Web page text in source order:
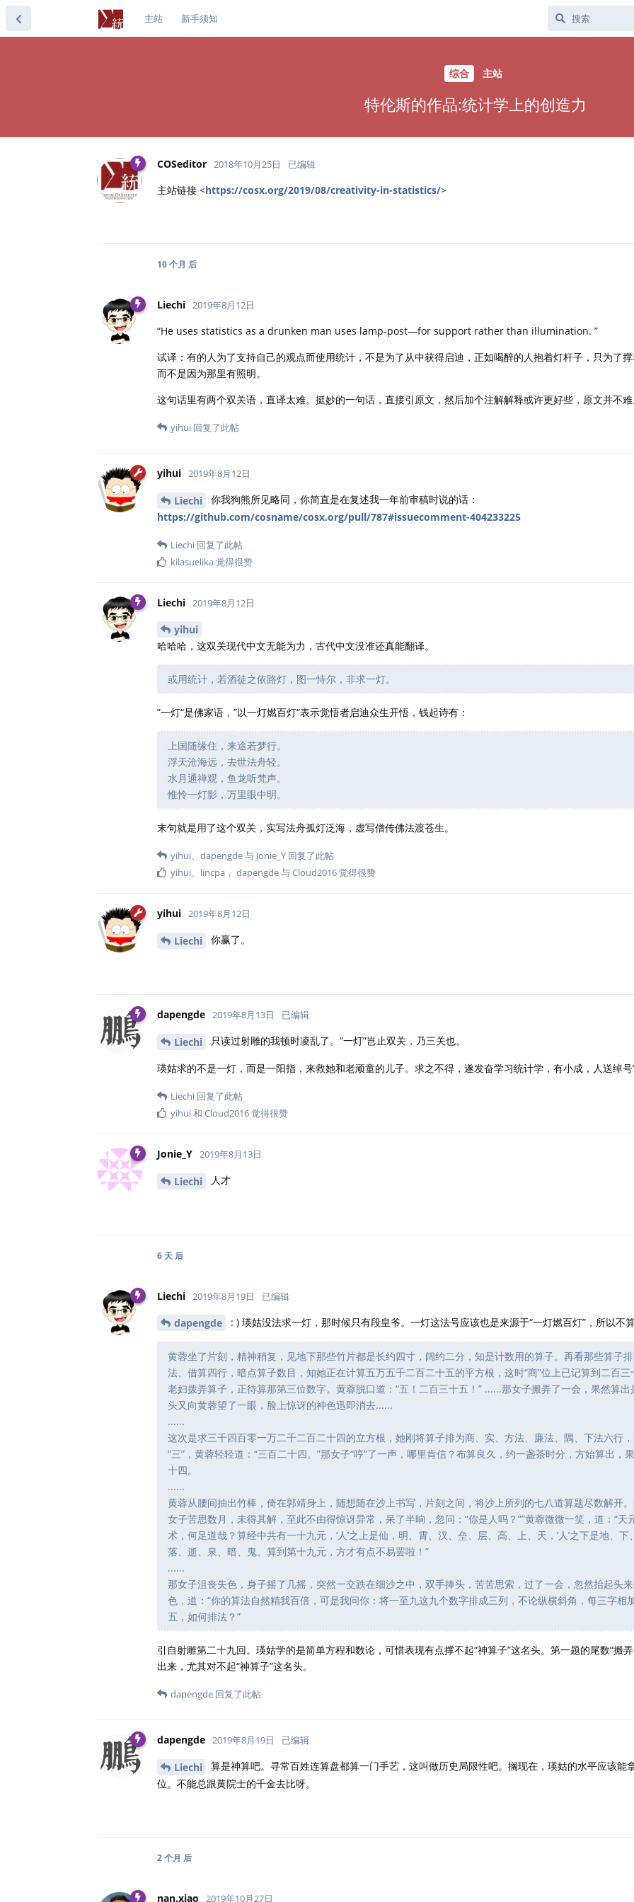
主站 新手须知
综合 主站
特伦斯的作品:统计学上的创造力
COSeditor 2018年10月25日 已编辑
主站链接 <https://cosx.org/2019/08/creativity-in-statistics/>
10 个月 后
Liechi 2019年8月12日
“He uses statistics as a drunken man uses lamp-post—for support rather than illumination. ”
试译：有的人为了支持自己的观点而使用统计，不是为了从中获得启迪，正如喝醉的人抱着灯杆子，只为了
而不是因为那里有照明。
这句话里有两个双关语，直译太难。挺妙的一句话，直接引原文，然后加个注解解释或许更好些，原文并不
yihui 回复了此帖
yihui 2019年8月12日
Liechi
你我狗熊所见略同，你简直是在复述我一年前审稿时说的话：
https://github.com/cosname/cosx.org/pull/787#issuecomment-404233225
Liechi 回复了此帖
kilasuelika觉得很赞
Liechi 2019年8月12日
yihui
哈哈哈，这双关现代中文无能为力，古代中文没准还真能翻译。
或用统计，若酒徒之依路灯，图一恃尔，非求一灯。
”一灯“是佛家语，”以一灯燃百灯“表示觉悟者启迪众生开悟，钱起诗有：
上国随缘住，来途若梦行。
浮天沧海远，去世法舟轻。
水月通禅观，鱼龙听梵声。
惟怜一灯影，万里眼中明。
末句就是用了这个双关，实写法舟孤灯泛海，虚写僧传佛法渡苍生。
yihui、 dapengde与 Jonie_Y 回复了此帖
yihui、 lincpa ， dapengde与Cloud2016觉得很赞
yihui 2019年8月12日
Liechi 你赢了。
dapengde 2019年8月13日 已编辑
Liechi 只读过射雕的我顿时凌乱了。“一灯”岂止双关，乃三关也。
瑛姑求的不是一灯，而是一阳指，来救她和老顽童的儿子。求之不得，遂发奋学习统计学，有小成，人送绰号
Liechi 回复了此帖
yihui和 Cloud2016觉得很赞
Jonie_Y 2019年8月13日
Liechi 人才
6 天 后
Liechi 2019年8月19日 已编辑
dapengde : ) 瑛姑没法求一灯，那时候只有段皇爷。一灯这法号应该也是来源于“一灯燃百灯”，所以不
黄蓉坐了片刻，精神稍复，见地下那些竹片都是长约四寸，阔约二分，知是计数用的算子。再看那些算子
法、借算四行，暗点算子数目，知她正在计算五万五千二百二十五的平方根，这时“商”位上已记算到二百
老妇拨弄算子，正待算那第三位数字。黄蓉脱口道：“五！二百三十五！” ......那女子搬弄了一会，果然算出
头又向黄蓉望了一眼，脸上惊讶的神色迅即消去......
......
这次是求三千四百零一万二千二百二十四的立方根，她刚将算子排为商、实、方法、廉法、隅、下法六行
“三”，黄蓉轻轻道：“三百二十四。”那女子“哼”了一声，哪里肯信？布算良久，约一盏茶时分，方始算出，
十四。
......
黄蓉从腰间抽出竹棒，倚在郭靖身上，随想随在沙上书写，片刻之间，将沙上所列的七八道算题尽数解开
女子苦思数月，未得其解，至此不由得惊讶异常，呆了半晌，忽问：“你是人吗？””黄蓉微微一笑，道：“天
术，何足道哉？算经中共有一十九元，‘人’之上是仙，明、霄、汉、垒、层、高、上、天，‘人’之下是地、下
落、逝、泉、暗、鬼。算到第十九元，方才有点不易罢啦！”
......
那女子沮丧失色，身子摇了几摇，突然一交跌在细沙之中，双手捧头，苦苦思索，过了一会，忽然抬起头
色，道：“你的算法自然精我百倍，可是我问你：将一至九这九个数字排成三列，不论纵横斜角，每三字相
五，如何排法？”
引自射雕第二十九回。瑛姑学的是简单方程和数论，可惜表现有点撑不起“神算子”这名头。第一题的尾数“搬
出来，尤其对不起“神算子”这名头。
dapengde 回复了此帖
dapengde 2019年8月19日 已编辑
Liechi
算是神算吧。寻常百姓连算盘都算一门手艺，这叫做历史局限性吧。搁现在，瑛姑的水平应该能
位。不能总跟黄院士的千金去比呀。
2 个月 后
nan.xiao 2019年10月27日